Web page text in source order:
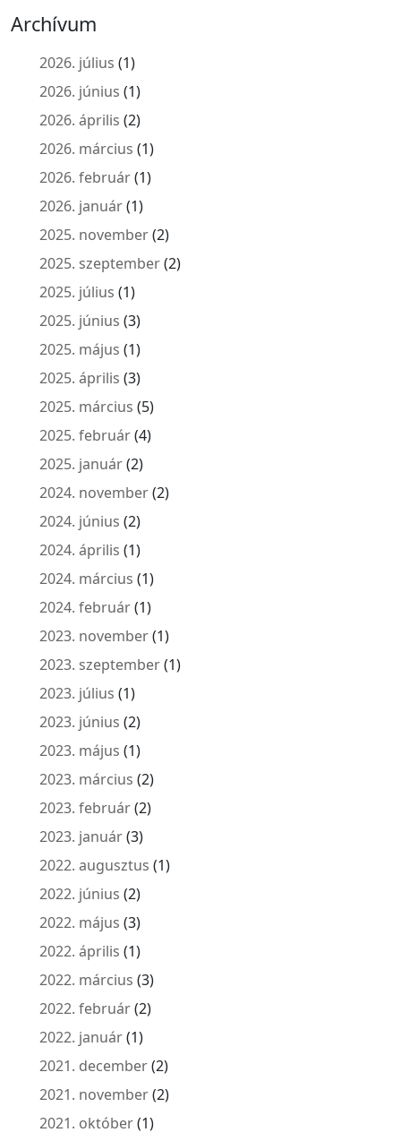
Archívum
2026. július (1)
2026. június (1)
2026. április (2)
2026. március (1)
2026. február(1)
2026. január(1)
2025. november(2)
2025. szeptember(2)
2025. július (1)
2025. június (3)
2025. május (1)
2025. április (3)
2025. március (5)
2025. február(4)
2025. január(2)
2024. november(2)
2024. június (2)
2024. április (1)
2024. március (1)
2024. február(1)
2023. november(1)
2023. szeptember(1)
2023. július (1)
2023. június (2)
2023. május (1)
2023. március (2)
2023. február(2)
2023. január(3)
2022. augusztus (1)
2022. június (2)
2022. május (3)
2022. április (1)
2022. március (3)
2022. február(2)
2022. január(1)
2021. december(2)
2021. november(2)
2021. október(1)